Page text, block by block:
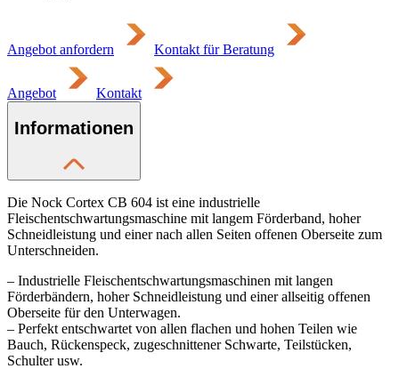
Angebot anfordern Kontakt für Beratung
Angebot Kontakt
Informationen
Die Nock Cortex CB 604 ist eine industrielle
Fleischentschwartungsmaschine mit langem Förderband, hoher
Schneidleistung und einer nach allen Seiten offenen Oberseite zum
Unterschneiden.
– Industrielle Fleischentschwartungsmaschinen mit langen
Förderbändern, hoher Schneidleistung und einer allseitig offenen
Oberseite für den Unterwagen.
– Perfekt entschwartet von allen flachen und hohen Teilen wie
Bauch, Rückenspeck, zugeschnittener Schwarte, Teilstücken,
Schulter usw.